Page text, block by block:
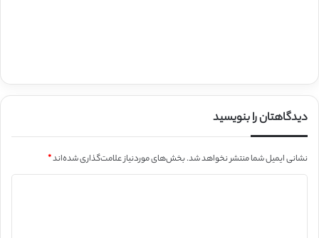
دیدگاهتان را بنویسید
نشانی ایمیل شما منتشر نخواهد شد.بخش‌های موردنیاز علامت‌گذاری شده‌اند*